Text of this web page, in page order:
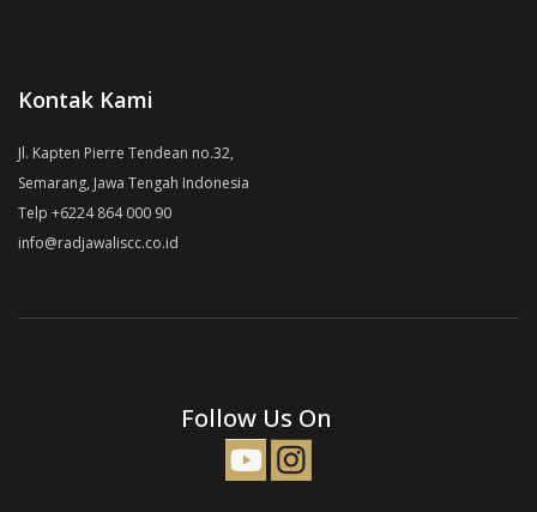
Kontak Kami
Jl. Kapten Pierre Tendean no.32,
Semarang, Jawa Tengah Indonesia
Telp +6224 864 000 90
info@radjawaliscc.co.id
Follow Us On